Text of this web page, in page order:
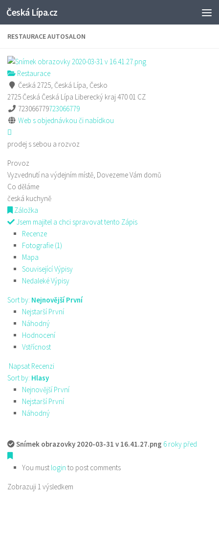
Skip to content
Česká Lípa.cz
RESTAURACE AUTOSALON
Restaurace
Česká 2725, Česká Lípa, Česko
2725 Česká Česká Lípa Liberecký kraj470 01 CZ
723066779723066779
Web s objednávkou či nabídkou
prodej s sebou a rozvoz
Provoz
Vyzvednutí na výdejním místě, Dovezeme Vám domů
Co děláme
česká kuchyně
Záložka
Jsem majitel a chci spravovat tento Zápis
Recenze
Fotografie (1)
Mapa
Související Výpisy
Nedaleké Výpisy
Sort by: Nejnovější První
Nejstarší První
Náhodný
Hodnocení
Vstřícnost
Napsat Recenzi
Sort by: Hlasy
Nejnovější První
Nejstarší První
Náhodný
Snímek obrazovky 2020-03-31 v 16.41.27.png 6 roky před
You must login to post comments
Zobrazuji 1 výsledkem